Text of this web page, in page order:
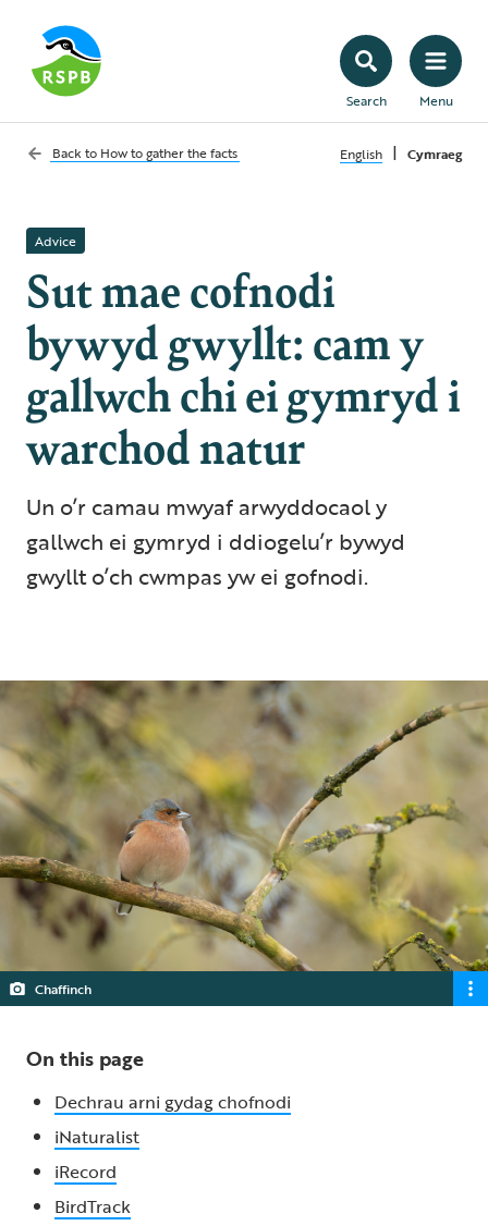
Search Menu
Back to How to gather the facts English | Cymraeg
Advice
Sut mae cofnodi
bywyd gwyllt: cam y
gallwch chi ei gymryd i
warchod natur
Un o’r camau mwyaf arwyddocaol y
gallwch ei gymryd i ddiogelu’r bywyd
gwyllt o’ch cwmpas yw ei gofnodi.
Chaffinch
On this page
Dechrau arni gydag chofnodi
iNaturalist
iRecord
BirdTrack